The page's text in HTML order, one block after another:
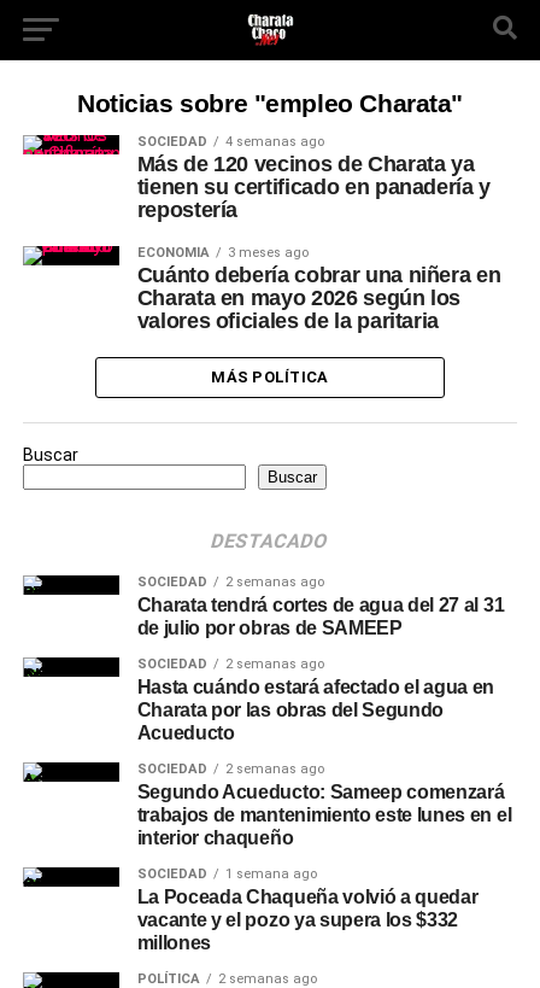
Noticias sobre "empleo Charata"
SOCIEDAD 4 semanas ago
Más de 120 vecinos de Charata ya
tienen su certificado en panadería y
repostería
ECONOMÍA 3 meses ago
Cuánto debería cobrar una niñera en
Charata en mayo 2026 según los
valores oficiales de la paritaria
MÁS POLÍTICA
Buscar
Buscar
DESTACADO
SOCIEDAD 2 semanas ago
Charata tendrá cortes de agua del 27 al 31
de julio por obras de SAMEEP
SOCIEDAD 2 semanas ago
Hasta cuándo estará afectado el agua en
Charata por las obras del Segundo
Acueducto
SOCIEDAD 2 semanas ago
Segundo Acueducto: Sameep comenzará
trabajos de mantenimiento este lunes en el
interior chaqueño
SOCIEDAD 1 semana ago
La Poceada Chaqueña volvió a quedar
vacante y el pozo ya supera los $332
millones
POLÍTICA 2 semanas ago